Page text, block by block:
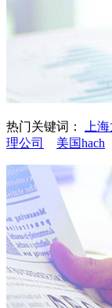
热门关键词： 上
理公司
美国hach